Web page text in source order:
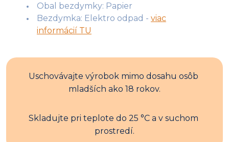
Obal bezdymky: Papier
Bezdymka: Elektro odpad - viac
informácií TU
Uschovávajte výrobok mimo dosahu osôb
mladších ako 18 rokov.
Skladujte pri teplote do 25 °C a v suchom
prostredí.